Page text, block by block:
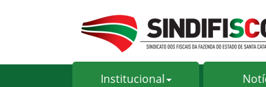
Institucional